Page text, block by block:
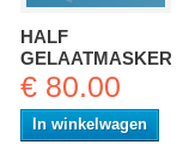
HALF
GELAATMASKER...
€ 80.00
In winkelwagen